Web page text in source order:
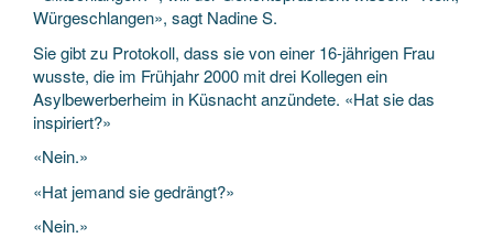
Würgeschlangen», sagt Nadine S.
Sie gibt zu Protokoll, dass sie von einer 16-jährigen Frau
wusste, die im Frühjahr 2000 mit drei Kollegen ein
Asylbewerberheim in Küsnacht anzündete. «Hat sie das
inspiriert?»
«Nein.»
«Hat jemand sie gedrängt?»
«Nein.»